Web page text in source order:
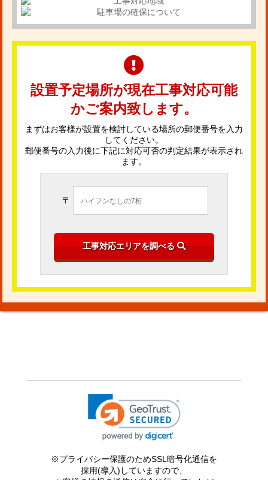
設置予定場所が現在工事対応可能
かご案内致します。
まずはお客様が設置を検討している場所の郵便番号を入力
してください。
郵便番号の入力後に下記に対応可否の判定結果が表示され
ます。
〒
※プライバシー保護のためSSL暗号化通信を
採用(導入)していますので、